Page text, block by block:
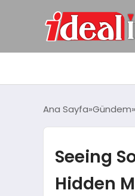
Ana Sayfa Gündem
Seeing
Hidden